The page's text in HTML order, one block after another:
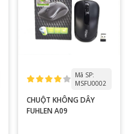
Mã SP:
MSFU0002
CHUỘT KHÔNG DÂY
FUHLEN A09